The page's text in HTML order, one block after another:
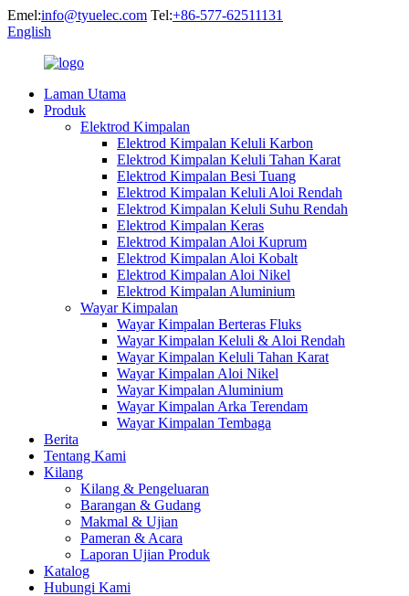
Emel:info@tyuelec.com Tel:+86-577-62511131
English
Laman Utama
Produk
Elektrod Kimpalan
Elektrod Kimpalan Keluli Karbon
Elektrod Kimpalan Keluli Tahan Karat
Elektrod Kimpalan Besi Tuang
Elektrod Kimpalan Keluli Aloi Rendah
Elektrod Kimpalan Keluli Suhu Rendah
Elektrod Kimpalan Keras
Elektrod Kimpalan Aloi Kuprum
Elektrod Kimpalan Aloi Kobalt
Elektrod Kimpalan Aloi Nikel
Elektrod Kimpalan Aluminium
Wayar Kimpalan
Wayar Kimpalan Berteras Fluks
Wayar Kimpalan Keluli & Aloi Rendah
Wayar Kimpalan Keluli Tahan Karat
Wayar Kimpalan Aloi Nikel
Wayar Kimpalan Aluminium
Wayar Kimpalan Arka Terendam
Wayar Kimpalan Tembaga
Berita
Tentang Kami
Kilang
Kilang & Pengeluaran
Barangan & Gudang
Makmal & Ujian
Pameran & Acara
Laporan Ujian Produk
Katalog
Hubungi Kami